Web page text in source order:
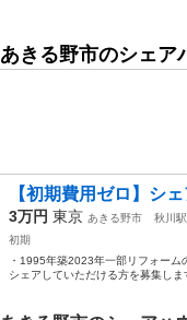
あきる野市のシェア
【初期費用ゼロ】シ
3万円 東京 あきる野市 秋川駅
初期
・1995年築2023年一部リフォー
シェアしていただける方を募集し